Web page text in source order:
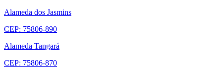
Alameda dos Jasmins
CEP: 75806-890
Alameda Tangará
CEP: 75806-870